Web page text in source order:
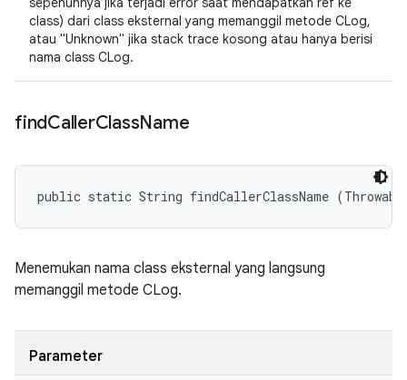
class) dari class eksternal yang memanggil metode CLog,
atau "Unknown" jika stack trace kosong atau hanya berisi
nama class CLog.
findCallerClassName
public static String findCallerClassName
Menemukan nama class eksternal yang langsung
memanggil metode CLog.
Parameter